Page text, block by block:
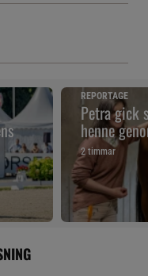
REPORTAGE
Petra gick
henne
2 timmar